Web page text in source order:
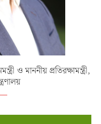
ও মাননীয় প্রতিরক্ষামন্ত্রী,